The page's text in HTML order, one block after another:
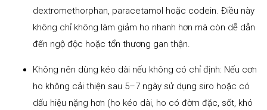
dextromethorphan, paracetamol hoặc codein. Điều này
không chỉ không làm giảm ho nhanh hơn mà còn dễ dẫn
đến ngộ độc hoặc tổn thương gan thận.
Không nên dùng kéo dài nếu không có chỉ định: Nếu cơn
ho không cải thiện sau 5–7 ngày sử dụng siro hoặc có
dấu hiệu nặng hơn (ho kéo dài, ho có đờm đặc, sốt, khó